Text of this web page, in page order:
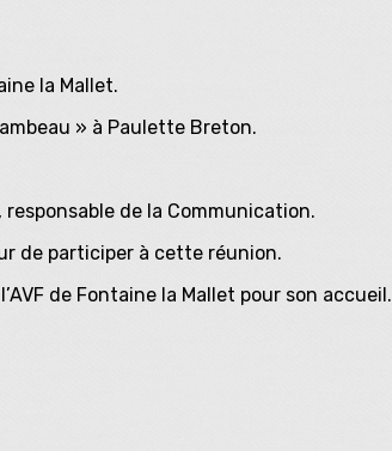
la Mallet.
» à Paulette Breton.
de la Communication.
de participer à cette réunion.
de Fontaine la Mallet pour son accueil.